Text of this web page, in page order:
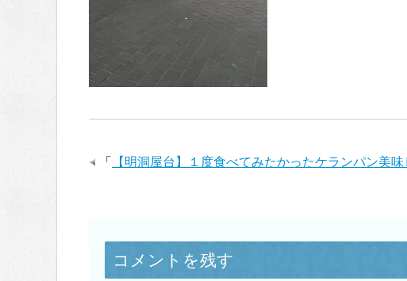
「 【明洞屋台】１度食べてみたかったケランパン美味
コメントを残す